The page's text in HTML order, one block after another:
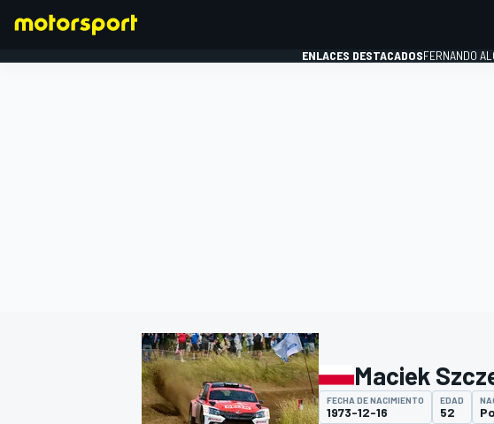
ENLACES DESTACADOSFERNANDO
Maciek
FECHA DE NACIMIENTO
1973-12-16
EDAD
52